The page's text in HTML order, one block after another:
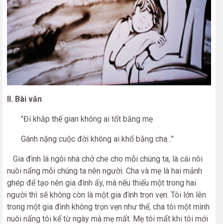
II. Bài văn
"Đi khắp thế gian không ai tốt bằng mẹ
Gánh nặng cuộc đời không ai khổ bằng cha..."
Gia đình là ngôi nhà chở che cho mỗi chúng ta, là cái nôi
nuôi nấng mỗi chúng ta nên người. Cha và mẹ là hai mảnh
ghép để tạo nên gia đình ấy, mà nếu thiếu một trong hai
người thì sẽ không còn là một gia đình trọn vẹn. Tôi lớn lên
trong một gia đình không trọn vẹn như thế, cha tôi một mình
nuôi nấng tôi kể từ ngày mà mẹ mất. Mẹ tôi mất khi tôi mới